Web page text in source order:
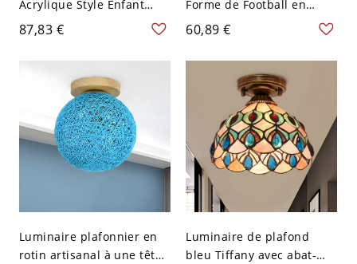
Acrylique Style Enfant
Lampe Encastrée en
Forme d'Avion en Bleu
pour Chambre - Bleu 110
V-120 V Blanc
87,83 €
Forme de Football en
Verre Style Enfant
Montage Semi-Encastré
pour Chambre - Bleu 110
60,89 €
Luminaire plafonnier en
rotin artisanal à une tête
Luminaire de plafond
bleu Tiffany avec abat-